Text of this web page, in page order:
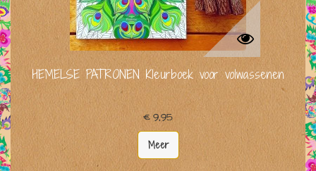
HEMELSE PATRONEN Kleurboek voor volwassenen
€ 9,95
Meer